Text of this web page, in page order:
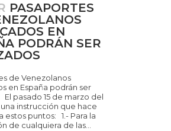
PASAPORTES
EN
PODRÁN SER
de Venezolanos
en España podrán ser
pasado 15 de marzo del
una instrucción que hace
estos puntos: 1.- Para la
de cualquiera de las...